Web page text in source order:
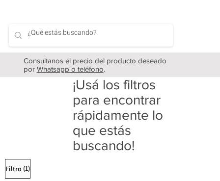
Filtro (1)
¡Usá los filtros
para encontrar
rápidamente lo
que estás
buscando!
Consultanos el precio del producto deseado
por Whatsapp o teléfono.